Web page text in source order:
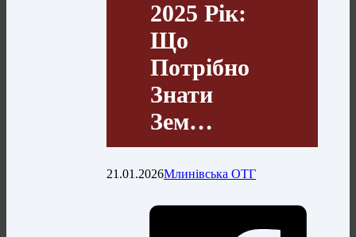
2025 Рік:
Що
Потрібно
Знати
Зем…
21.01.2026Млинівська ОТГ